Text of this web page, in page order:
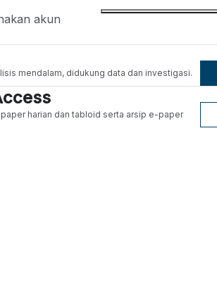
akun
mendalam, didukung data dan investigasi.
harian dan tabloid serta arsip e-paper